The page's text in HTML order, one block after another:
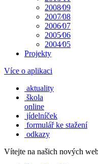
2008⁄09
2007⁄08
2006⁄07
2005⁄06
2004⁄05
Projekty
Více o aplikaci
aktuality
škola
online
jídelníček
formulář ke stažení
odkazy
Vítejte na našich nových